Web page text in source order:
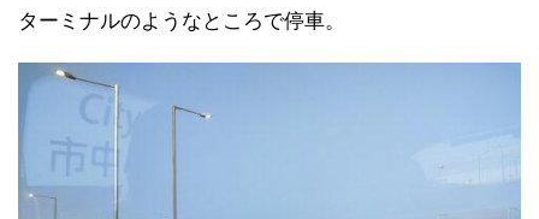
ターミナルのようなところで停車。